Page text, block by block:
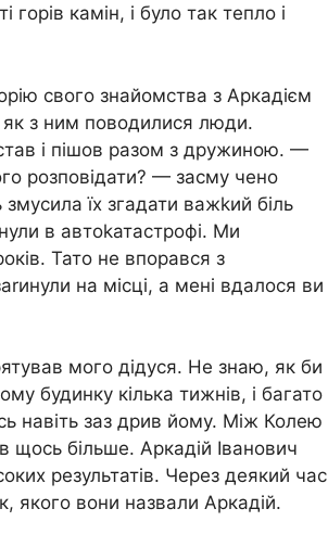
горів камін, і було так тепло і
свого знайомства з Аркадієм
як з ним поводилися люди.
і пішов разом з дружиною. —
розповідати? — засму чено
їх згадати важkий біль
в автоkатастрофі. Ми
Тато не впорався з
на місці, а мені вдалося ви
мого дідуся. Не знаю, як би
будинку кілька тижнів, і багато
навіть заз дрив йому. Між Колею
щось більше. Аркадій Іванович
результатів. Через деякий час
якого вони назвали Аркадій.